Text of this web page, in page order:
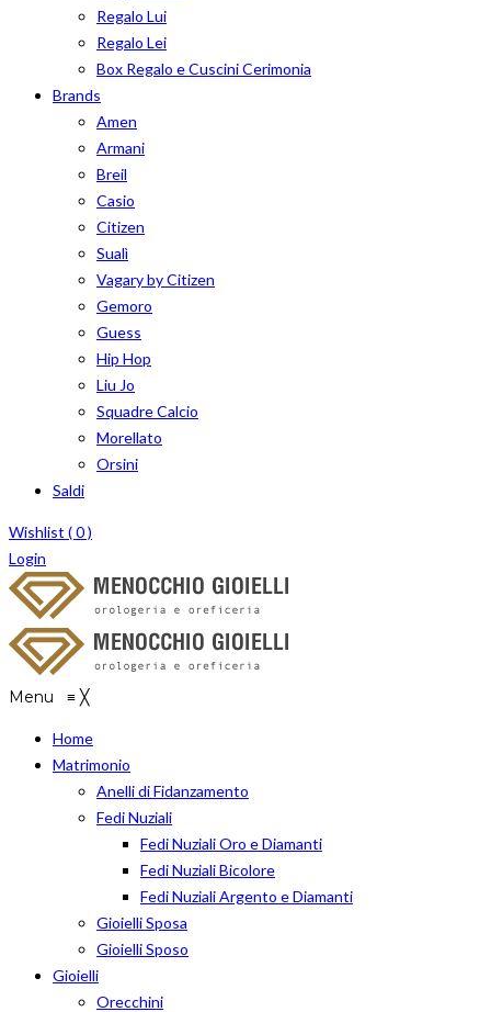
Regalo Lui
Regalo Lei
Box Regalo e Cuscini Cerimonia
Brands
Amen
Armani
Breil
Casio
Citizen
Sualì
Vagary by Citizen
Gemoro
Guess
Hip Hop
Liu Jo
Squadre Calcio
Morellato
Orsini
Saldi
Wishlist (0)
Login
Menu ≡ ╳
Home
Matrimonio
Anelli di Fidanzamento
Fedi Nuziali
Fedi Nuziali Oro e Diamanti
Fedi Nuziali Bicolore
Fedi Nuziali Argento e Diamanti
Gioielli Sposa
Gioielli Sposo
Gioielli
Orecchini